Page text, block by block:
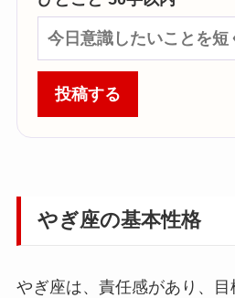
投稿する
やぎ座の基本性格
やぎ座は、責任感があり、